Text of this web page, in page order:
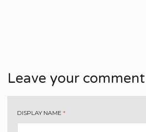
Leave your comment
DISPLAY NAME *